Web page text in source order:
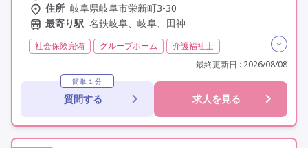
住所 岐阜県岐阜市栄新町3-30
最寄り駅 名鉄岐阜、岐阜、田神
社会保険完備 グループホーム
介護福祉士
初任者研修(ヘルパー2級)
残業月20時間以内 常勤
非常勤
交通費支給
学歴不問
定年なし
最終更新日 : 2026/08/08
簡単１分
質問する 求人を見る